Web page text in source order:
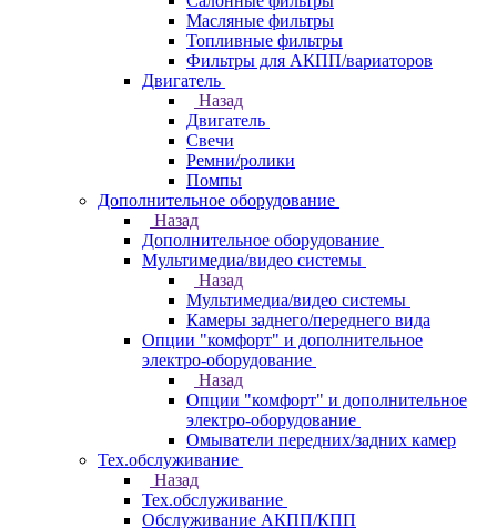
Масляные фильтры
Топливные фильтры
Фильтры для АКПП/вариаторов
Двигатель
Назад
Двигатель
Свечи
Ремни/ролики
Помпы
Дополнительное оборудование
Назад
Дополнительное оборудование
Мультимедиа/видео системы
Назад
Мультимедиа/видео системы
Камеры заднего/переднего вида
Опции "комфорт" и дополнительное
электро-оборудование
Назад
Опции "комфорт" и дополнительное
электро-оборудование
Омыватели передних/задних камер
Тех.обслуживание
Назад
Тех.обслуживание
Обслуживание АКПП/КПП